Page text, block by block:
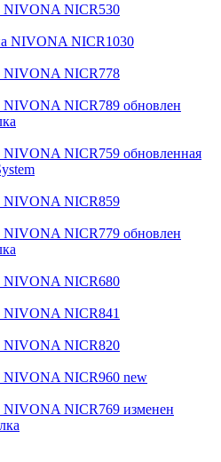
NICR530
NIVONA NICR1030
NICR778
NICR789 обновлен
NICR759 обновленная
NICR859
NICR779 обновлен
NICR680
NICR841
NICR820
NICR960 new
NICR769 изменен